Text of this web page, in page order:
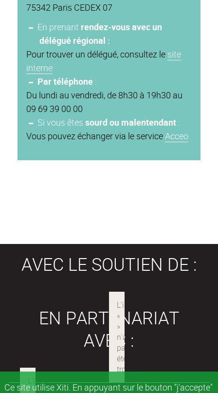
Ce site utilise Xiti. En appuyant sur le bouton "j'accepte"
75342 Paris CEDEX 07
En prenant rendez-vous avec un
délégué régional :
Pour trouver un délégué, consultez le site
interne
Par téléphone:
Du lundi au vendredi, de 8h30 à 19h30 au
09 69 39 00 00
Si vous êtes sourd ou malentendant:
Vous pouvez échanger via le serviceAcceo
AVEC LE SOUTIEN DE :
EN PARTENARIAT
AVEC :